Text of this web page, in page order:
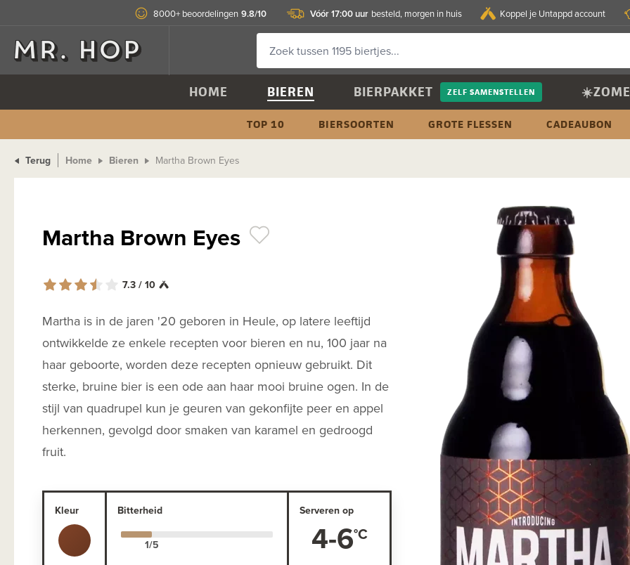
8000+ beoordelingen 9.8/10 Vóór 17:00 uur besteld, morgen in huis Koppel je Untappd account
HOME BIEREN BIERPAKKET ZELF SAMENSTELLEN
TOP 10 BIERSOORTEN GROTE FLESSEN CADEAUBON
Terug Home Bieren Martha Brown Eyes
Martha Brown Eyes
7.3 / 10
Martha is in de jaren '20 geboren in Heule, op latere leeftijd
ontwikkelde ze enkele recepten voor bieren en nu, 100 jaar na
haar geboorte, worden deze recepten opnieuw gebruikt. Dit
sterke, bruine bier is een ode aan haar mooi bruine ogen. In de
stijl van quadrupel kun je geuren van gekonfijte peer en appel
herkennen, gevolgd door smaken van karamel en gedroogd
fruit.
Kleur Bitterheid Serveren op
4-6